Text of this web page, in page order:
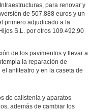
para renovar y
de 507.888 euros y un
primero adjudicado a la
S.L. por otros 109.492,90
de los pavimentos y llevar a
la reparación de
anfiteatro y en la caseta de
de calistenia y aparatos
además de cambiar los